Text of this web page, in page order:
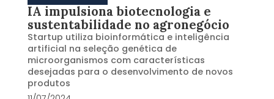
IA impulsiona biotecnologia e
sustentabilidade no agronegócio
Startup utiliza bioinformática e inteligência
artificial na seleção genética de
microorganismos com características
desejadas para o desenvolvimento de novos
produtos